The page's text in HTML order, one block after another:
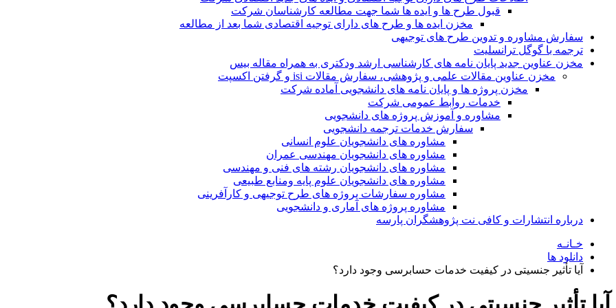
قبول طرح ها و ایده ها شما جهت مطالعه کارشناسان شرکت
مخزن ایده ها و طرح های دارای توجیه اقتصادی شما بعد از مطالعه
سفارش مشاوره و تدوین طرح های توجیهی
ترجمه با گوگل ترانسلیت
مخزن عناوین جدید پایان نامه های کارشناسی ارشد ودکتری به همراه مقاله بیس
مخزن عناوین مقالات علمی و پژوهشی، سفارش مقالات isi و گرفتن اکسپت
مخزن پروژه ها و پایان نامه های دانشجویی آماده شرکت
خدمات روابط عمومی شرکت
مشاوره و آموزش پروژه های دانشجویی
سفارش خدمات ترجمه دانشجویی
مشاوره های دانشجویان علوم انسانی
مشاوره های دانشجویان مهندسی عمران
مشاوره های دانشجویان رشته های فنی و مهندسی
مشاوره های دانشجویان علوم پایه ومنابع طبیعی
مشاوره سفارشات پروژه های طرح توجیهی و کارآفرینی
مشاوره پروژه های آماری و دانشجویی
درباره انتشارات و کافی نت پژوهشگران پارسه
خـانـه
دانلود ها
آیا تأثیر جنسیتی در کیفیت خدمات حسابرسی وجود دارد؟